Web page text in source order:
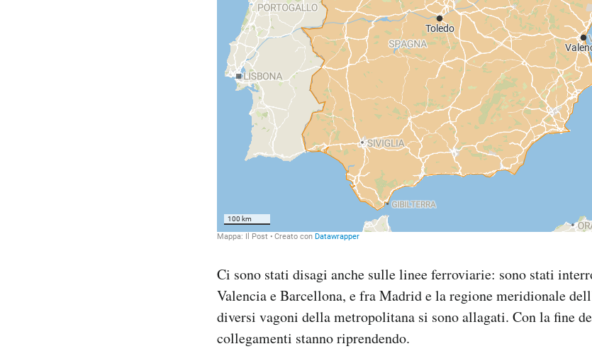
Ci sono stati disagi anche sulle linee ferroviarie: sono stati
Valencia e Barcellona, e fra Madrid e la regione meridionale
diversi vagoni della metropolitana si sono allagati. Con la fine
collegamenti stanno riprendendo.